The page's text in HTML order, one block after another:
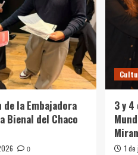
la Embajadora
Bienal del Chaco
0
3 y
1